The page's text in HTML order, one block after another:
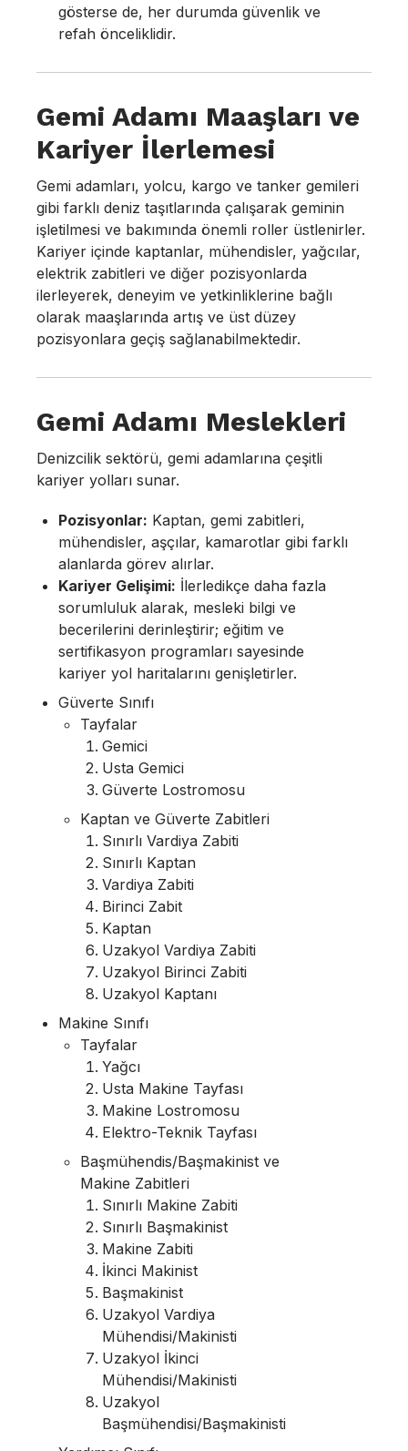
gösterse de, her durumda güvenlik ve
refah önceliklidir.
Gemi Adamı Maaşları ve
Kariyer İlerlemesi
Gemi adamları, yolcu, kargo ve tanker gemileri
gibi farklı deniz taşıtlarında çalışarak geminin
işletilmesi ve bakımında önemli roller üstlenirler.
Kariyer içinde kaptanlar, mühendisler, yağcılar,
elektrik zabitleri ve diğer pozisyonlarda
ilerleyerek, deneyim ve yetkinliklerine bağlı
olarak maaşlarında artış ve üst düzey
pozisyonlara geçiş sağlanabilmektedir.
Gemi Adamı Meslekleri
Denizcilik sektörü, gemi adamlarına çeşitli
kariyer yolları sunar.
Pozisyonlar: Kaptan, gemi zabitleri,
mühendisler, aşçılar, kamarotlar gibi farklı
alanlarda görev alırlar.
Kariyer Gelişimi: İlerledikçe daha fazla
sorumluluk alarak, mesleki bilgi ve
becerilerini derinleştirir; eğitim ve
sertifikasyon programları sayesinde
kariyer yol haritalarını genişletirler.
Güverte Sınıfı
Tayfalar
Gemici
Usta Gemici
Güverte Lostromosu
Kaptan ve Güverte Zabitleri
Sınırlı Vardiya Zabiti
Sınırlı Kaptan
Vardiya Zabiti
Birinci Zabit
Kaptan
Uzakyol Vardiya Zabiti
Uzakyol Birinci Zabiti
Uzakyol Kaptanı
Makine Sınıfı
Tayfalar
Yağcı
Usta Makine Tayfası
Makine Lostromosu
Elektro-Teknik Tayfası
Başmühendis/Başmakinist ve
Makine Zabitleri
Sınırlı Makine Zabiti
Sınırlı Başmakinist
Makine Zabiti
İkinci Makinist
Başmakinist
Uzakyol Vardiya
Mühendisi/Makinisti
Uzakyol İkinci
Mühendisi/Makinisti
Uzakyol
Başmühendisi/Başmakinisti